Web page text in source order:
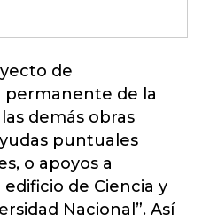
de
permanente de la
demás obras
puntuales
o apoyos a
de Ciencia y
Nacional”. Así